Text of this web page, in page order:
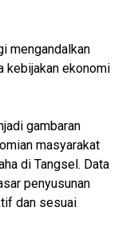
mengandalkan
kebijakan ekonomi
gambaran
masyarakat
di Tangsel. Data
penyusunan
dan sesuai